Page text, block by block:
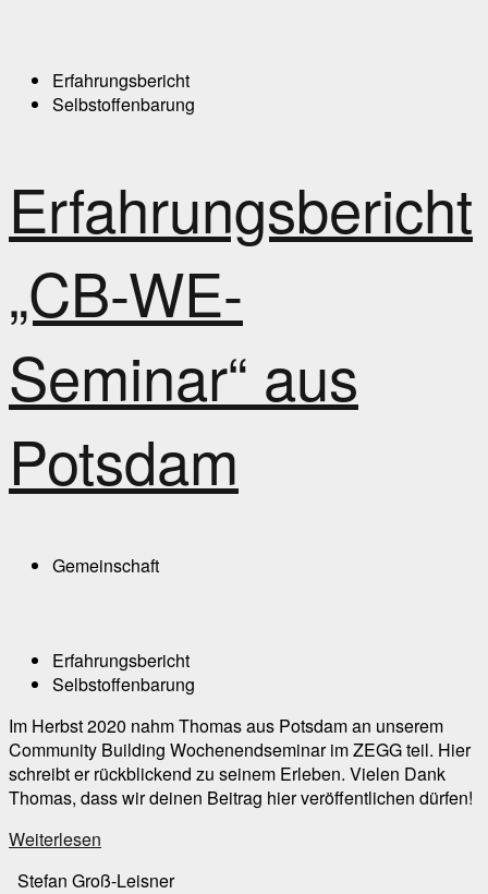
Erfahrungsbericht
Selbstoffenbarung
Erfahrungsbericht
„CB-WE-
Seminar“ aus
Potsdam
Gemeinschaft
Erfahrungsbericht
Selbstoffenbarung
Im Herbst 2020 nahm Thomas aus Potsdam an unserem
Community Building Wochenendseminar im ZEGG teil. Hier
schreibt er rückblickend zu seinem Erleben. Vielen Dank
Thomas, dass wir deinen Beitrag hier veröffentlichen dürfen!
Weiterlesen
Stefan Groß-Leisner